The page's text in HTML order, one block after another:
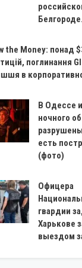
the Money: понад
поглинання
в
В Одессе
ночного
есть
(фото)
Офицера
гвардии
Харькове
выездом